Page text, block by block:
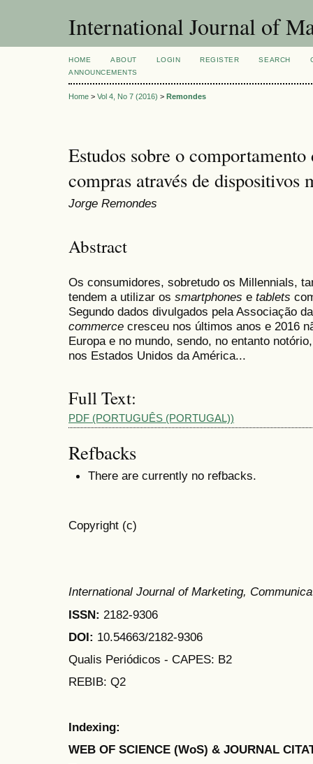
International Journal of
HOME ABOUT LOGIN REGISTER SEARCH
ANNOUNCEMENTS
Home > Vol 4, No 7 (2016) > Remondes
Estudos sobre o
compras através de dispositivos
Jorge Remondes
Abstract
Os consumidores, sobretudo os Millennials,
tendem a utilizar os smartphones e tablets
Segundo dados divulgados pela Associação
commerce cresceu nos últimos anos e 2016
Europa e no mundo, sendo, no entanto
nos Estados Unidos da América...
Full Text:
PDF (PORTUGUÊS (PORTUGAL))
Refbacks
There are currently no refbacks.
Copyright (c)
International Journal of Marketing,
ISSN: 2182-9306
DOI: 10.54663/2182-9306
Qualis Periódicos - CAPES: B2
REBIB: Q2
Indexing:
WEB OF SCIENCE (WoS) & JOURNAL